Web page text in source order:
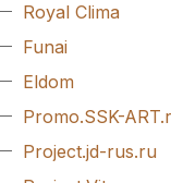
Royal Clima
Funai
Eldom
Promo.SSK-
Project.jd-rus.ru